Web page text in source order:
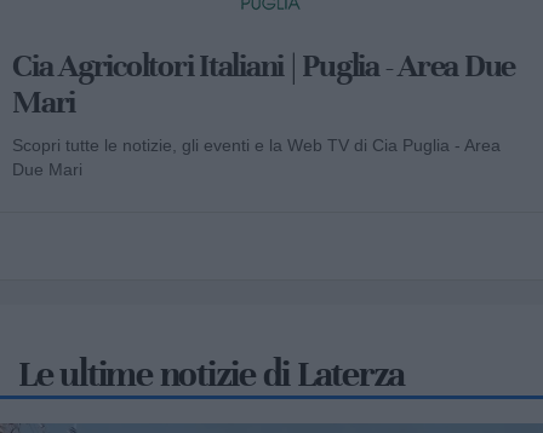
Cia Agricoltori Italiani | Puglia - Area Due
Mari
Scopri tutte le notizie, gli eventi e la Web TV di Cia Puglia - Area
Due Mari
Le ultime notizie di Laterza